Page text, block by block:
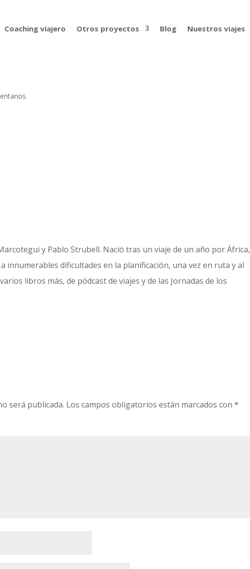
Coaching viajero Otros proyectos Blog Nuestros viajes
y Pablo Strubell. Nació tras un viaje de un año por África,
innumerables dificultades en la planificación, una vez en ruta y al
libros más, de pódcast de viajes y de las Jornadas de los
será publicada. Los campos obligatorios están marcados con*